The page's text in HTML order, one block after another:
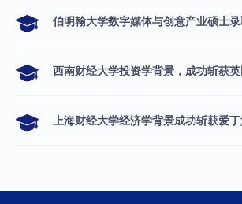
伯明翰大学数字媒体与创意产业硕士录
西南财经大学投资学背景，成功斩获